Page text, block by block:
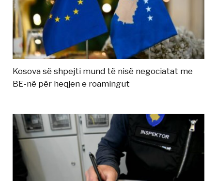
Kosova së shpejti mund të nisë negociatat me
BE-në për heqjen e roamingut